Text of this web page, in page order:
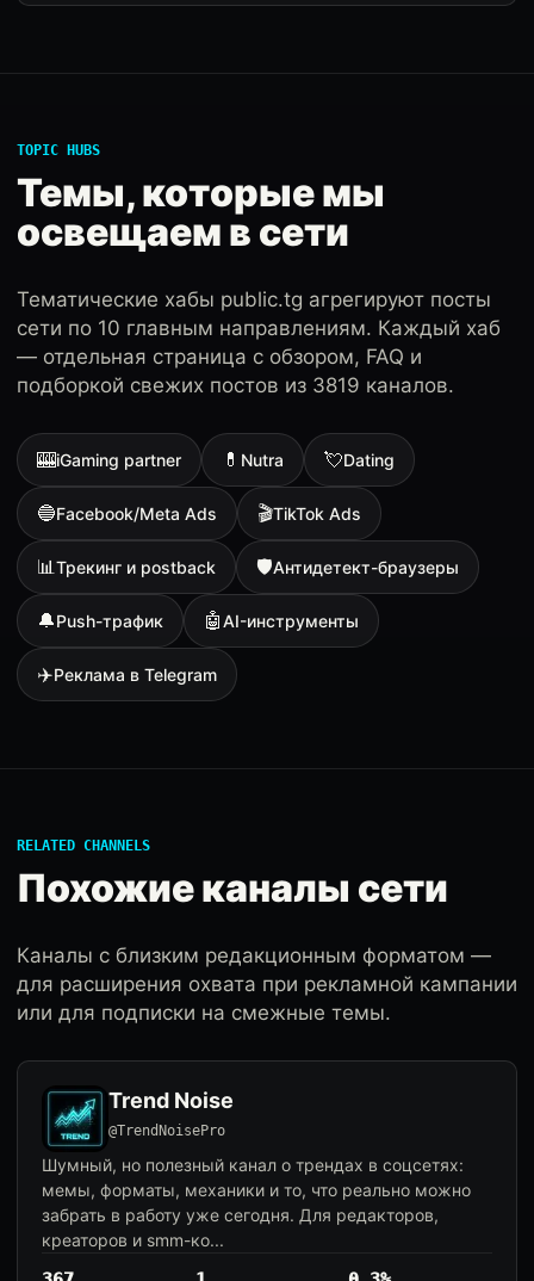
TOPIC HUBS
Темы, которые мы
освещаем в сети
Тематические хабы public.tg агрегируют посты
сети по 10 главным направлениям. Каждый хаб
— отдельная страница с обзором, FAQ и
подборкой свежих постов из 3819 каналов.
🎰iGaming partner 💊 Nutra 💘Dating
🔵Facebook/Meta Ads 🎬TikTok Ads
📊Трекинг и postback 🛡Антидетект-браузеры
🔔Push-трафик 🤖AI-инструменты
✈️Реклама в Telegram
RELATED CHANNELS
Похожие каналы сети
Каналы с близким редакционным форматом —
для расширения охвата при рекламной кампании
или для подписки на смежные темы.
Trend Noise
@TrendNoisePro
Шумный, но полезный канал о трендах в соцсетях:
мемы, форматы, механики и то, что реально можно
забрать в работу уже сегодня. Для редакторов,
креаторов и smm-ко...